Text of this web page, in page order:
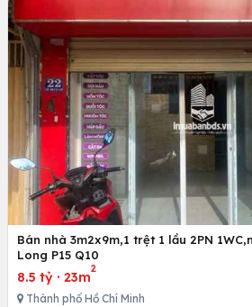
Bán nhà 3m2x9m,1 trệt 1 lầu 2PN
Long P15 Q10
8.5 tỷ · 23m
2
Thành phố Hồ Chí Minh